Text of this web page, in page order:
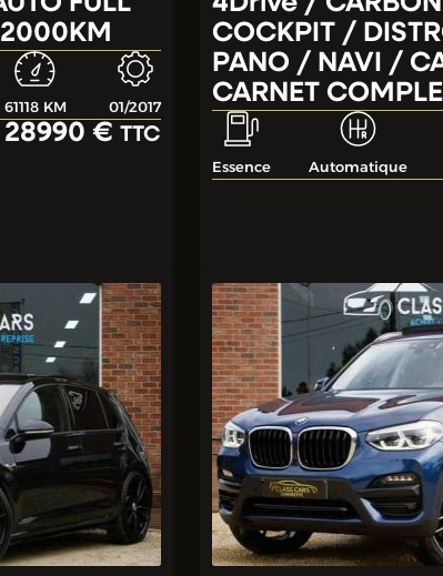
61118 KM 01/2017
28990 €TTC
COCKPIT /
PANO / NAVI /
CARNET
Essence Automatique